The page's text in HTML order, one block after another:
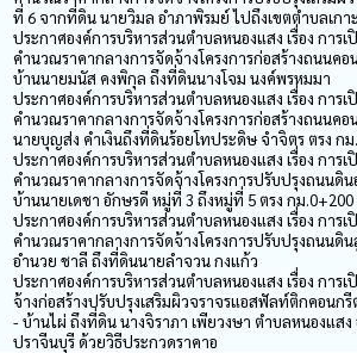
ที่ 6 จากที่ดิน นายวิมล อำภาพิรมย์ ไปถึงเขตตำบลเกา
ประกาศองค์การบริหารส่วนตำบลหนองแสง เรื่อง การ
คำนวณราคากลางการจัดจ้างโครงการก่อสร้างถนนค
บ้านนายมนัส คงพิกุล ถึงที่ดินนางโจม นงค์พรหมมา
ประกาศองค์การบริหารส่วนตำบลหนองแสง เรื่อง การ
คำนวณราคากลางการจัดจ้างโครงการก่อสร้างถนนค
นายบุญส่ง คำเงินถึงที่ดินร้อยโทประดิษ จำจิตร ตรง ก
ประกาศองค์การบริหารส่วนตำบลหนองแสง เรื่อง การ
คำนวณราคากลางการจัดจ้างโครงการปรับปรุงถนนดิ
บ้านนายเดชา อักษรดี หมู่ที่ 3 ถึงหมู่ที่ 5 ตรง กม
ประกาศองค์การบริหารส่วนตำบลหนองแสง เรื่อง การ
คำนวณราคากลางการจัดจ้างโครงการปรับปรุงถนนดิ
อำนวย ชาลี ถึงที่ดินนายลำจวน กงแก้ว
ประกาศองค์การบริหารส่วนตำบลหนองแสง เรื่อง การ
จ้างก่อสร้างปรับปรุงเสริมผิวจราจรแอสฟัลท์ติกคอนก
- บ้านไผ่ ถึงที่ดิน นางจิราภา เพียวงษา ตำบลหนองแส
ปราจีนบุรี ด้วยวิธีประกวดราคาอ